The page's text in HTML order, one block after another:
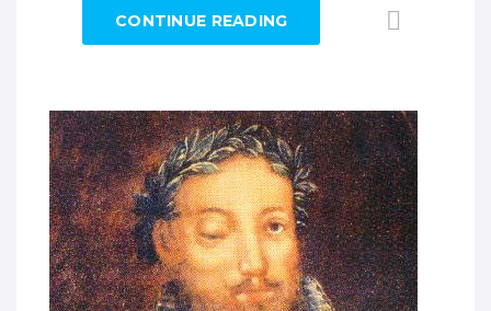
CONTINUE READING